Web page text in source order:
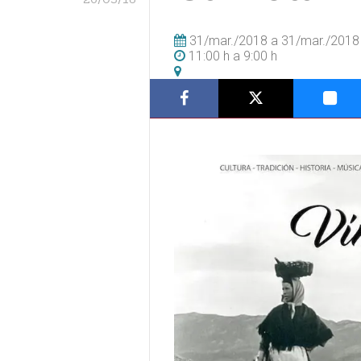
31/mar./2018 a 31/mar./2018
11:00 h a 9:00 h